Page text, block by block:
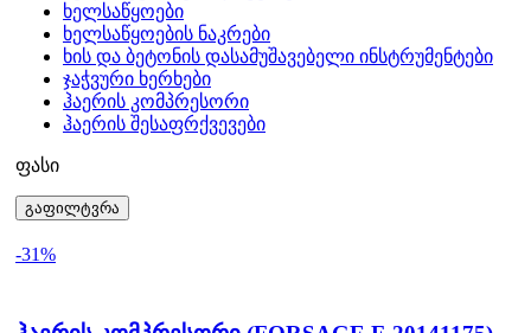
ხელსაწყოები
ხელსაწყოების ნაკრები
ხის და ბეტონის დასამუშავებელი ინსტრუმენტები
ჯაჭვური ხერხები
ჰაერის კომპრესორი
ჰაერის შესაფრქვევები
ფასი
გაფილტვრა
-31%